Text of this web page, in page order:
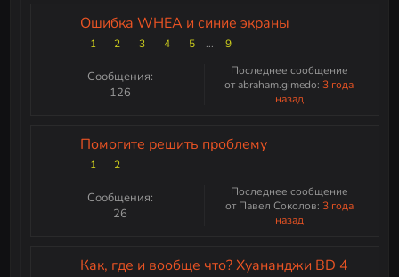
Ошибка WHEA и синие экраны
1 2 3 4 5 ... 9
Сообщения:
126
Последнее сообщение
от abraham.gimedo:3 года
назад
Помогите решить проблему
1 2
Сообщения:
26
Последнее сообщение
от Павел Соколов: 3 года
назад
Как, где и вообще что? Хуананджи BD 4